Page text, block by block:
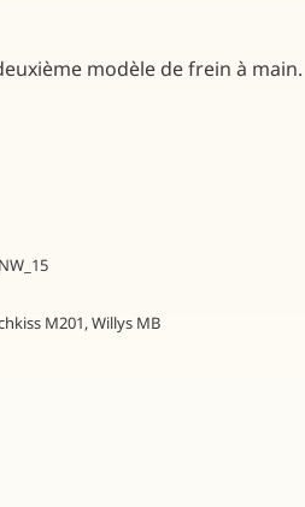
modèle de frein à main.
M201,Willys MB